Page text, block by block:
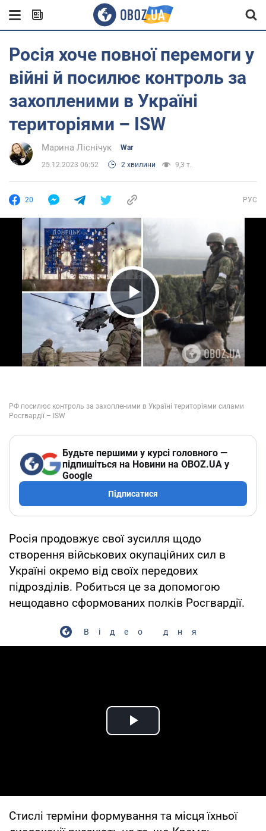
Росія хоче повної перемоги у
війні й посилює контроль за
захопленими в Україні
територіями – ISW
Марина Ліснічук War
25.12.2023 06:52 2 хвилини 9,3 т.
20 РУС
Play Video
Будьте першими у курсі головного —
підпишіться на Новини на OBOZ.UA у
Google
Підписатися
Росія продовжує свої зусилля щодо
створення військових окупаційних сил в
Україні окремо від своїх передових
підрозділів. Робиться це за допомогою
нещодавно сформованих полків Росгвардії.
Відео дня
Play Video
Стислі терміни формування та місця їхньої